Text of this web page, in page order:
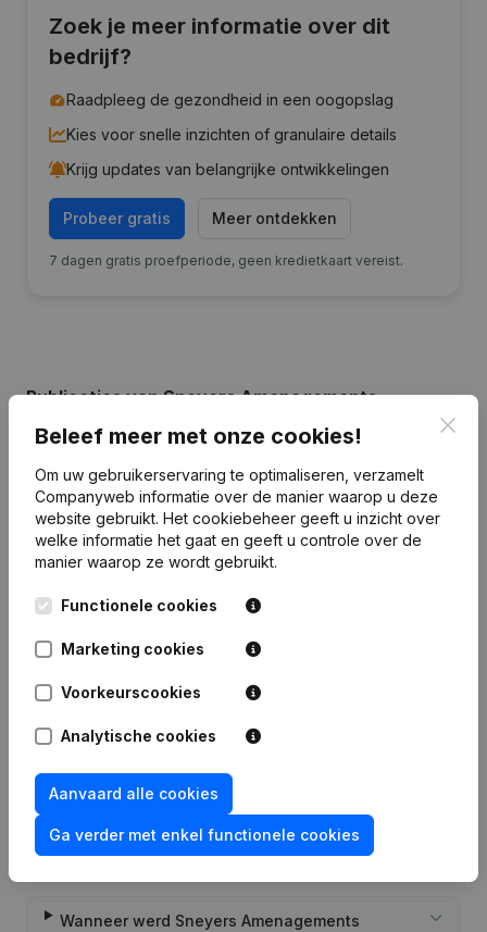
Zoek je meer informatie over dit
bedrijf?
Raadpleeg de gezondheid in een oogopslag
Kies voor snelle inzichten of granulaire details
Krijg updates van belangrijke ontwikkelingen
Probeer gratis Meer ontdekken
7 dagen gratis proefperiode, geen kredietkaart vereist.
Publicatiesvan Sneyers Amenagements
27-10-2022
Rubriek Oprichting (Nieuwe
Rechtspersoon, Opening Bijkantoor,
enz...)(FR)
Veelgestelde vragen
Wat is het btw-nummer van Sneyers
Wat is het PEPPOL ID van Sneyers
Amenagements?
Wanneer werd Sneyers Amenagements
Beleef meer met onze cookies!
Om uw gebruikerservaring te optimaliseren, verzamelt
Companyweb informatie over de manier waarop u deze
website gebruikt. Het cookiebeheer geeft u inzicht over
welke informatie het gaat en geeft u controle over de
manier waarop ze wordt gebruikt.
Functionele cookies
Marketing cookies
Voorkeurscookies
Analytische cookies
Aanvaard alle cookies
Ga verder met enkel functionele cookies